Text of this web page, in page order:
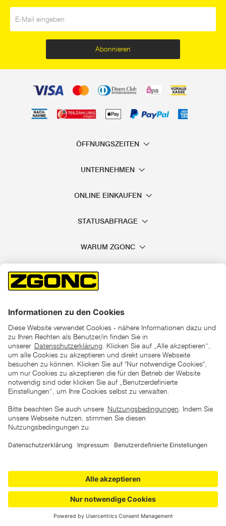
Abonnieren
ÖFFNUNGSZEITEN
UNTERNEHMEN
ONLINE EINKAUFEN
STATUSABFRAGE
WARUM ZGONC
*der "statt"-Preis ist der niedrigste von uns in den letzten 30
Tagen vor Beginn dieser Aktion verlangte Preis
unter den UVP Preisen auf dieser Website sind die
zu verstehen
Copyright © 2026 ZGONC. Alle Rechte vorbehalten.